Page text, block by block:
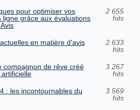
pour optimiser vos
ligne grâce aux évaluations
2 655
hits
en matière d'avis
2 633
hits
compagnon de rêve créé
3 267
hits
: les incontournables du
3 569
hits